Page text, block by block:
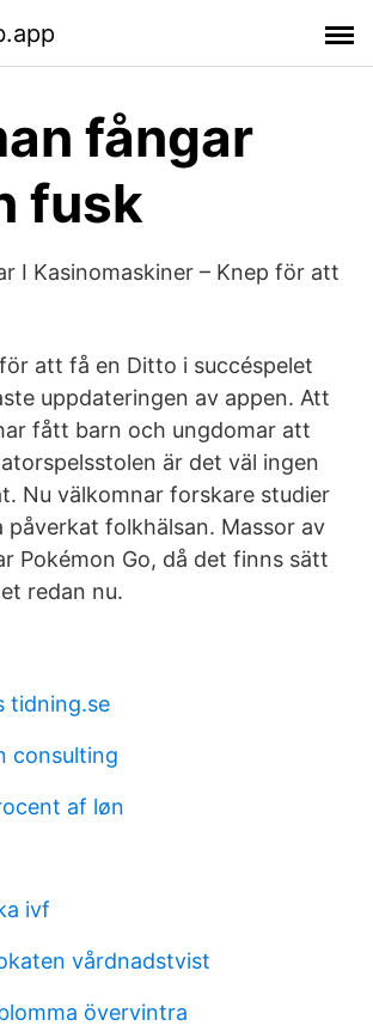
fångar
fusk
I Kasinomaskiner – Knep för att
att få en Ditto i succéspelet
uppdateringen av appen. Att
fått barn och ungdomar att
är det väl ingen
Nu välkomnar forskare studier
påverkat folkhälsan. Massor av
Pokémon Go, då det finns sätt
redan nu.
tidning.se
consulting
af løn
ivf
vårdnadstvist
övervintra